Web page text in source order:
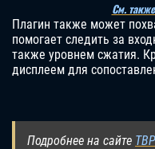
См.
Плагин также может
помогает следить за
также уровнем сжатия.
дисплеем для
Подробнее на сайте